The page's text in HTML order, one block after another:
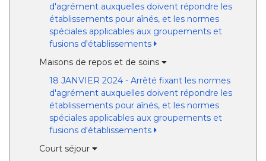
d'agrément auxquelles doivent répondre les
établissements pour aînés, et les normes
spéciales applicables aux groupements et
fusions d'établissements
Maisons de repos et de soins
18 JANVIER 2024 - Arrêté fixant les normes
d'agrément auxquelles doivent répondre les
établissements pour aînés, et les normes
spéciales applicables aux groupements et
fusions d'établissements
Court séjour